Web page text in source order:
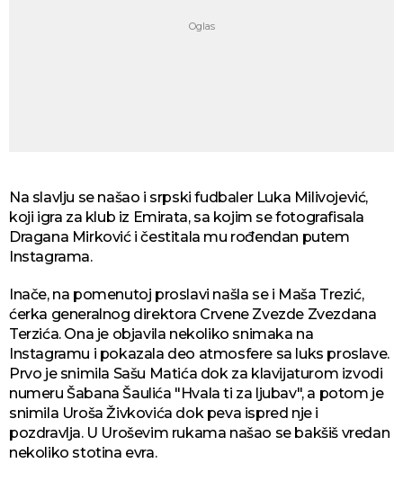
Na slavlju se našao i srpski fudbaler Luka Milivojević,
koji igra za klub iz Emirata, sa kojim se fotografisala
Dragana Mirković i čestitala mu rođendan putem
Instagrama.
Inače, na pomenutoj proslavi našla se i Maša Trezić,
ćerka generalnog direktora Crvene Zvezde Zvezdana
Terzića. Ona je objavila nekoliko snimaka na
Instagramu i pokazala deo atmosfere sa luks proslave.
Prvo je snimila Sašu Matića dok za klavijaturom izvodi
numeru Šabana Šaulića "Hvala ti za ljubav", a potom je
snimila Uroša Živkovića dok peva ispred nje i
pozdravlja. U Uroševim rukama našao se bakšiš vredan
nekoliko stotina evra.